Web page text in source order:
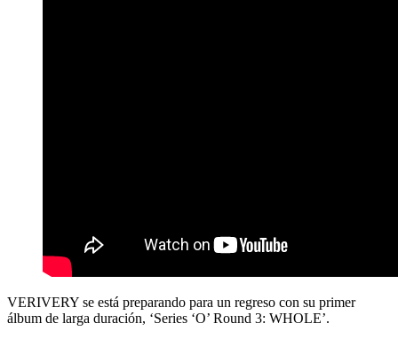
VERIVERY se está preparando para un regreso con su primer
álbum de larga duración, ‘Series ‘O’ Round 3: WHOLE’.